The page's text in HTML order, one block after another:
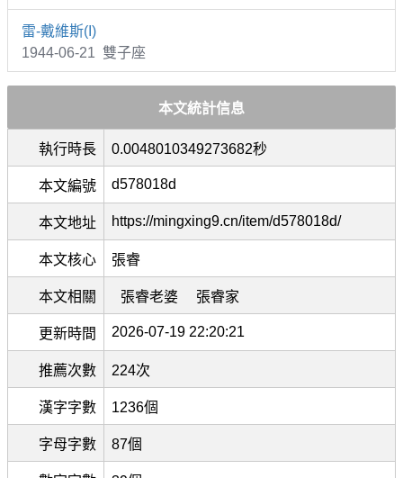
雷-戴維斯(I)
1944-06-21 雙子座
本文統計信息
執行時長 0.0048010349273682秒
本文編號 d578018d
本文地址 https://mingxing9.cn/item/d578018d/
本文核心 張睿
本文相關 張睿老婆 張睿家
更新時間 2026-07-19 22:20:21
推薦次數 224次
漢字字數 1236個
字母字數 87個